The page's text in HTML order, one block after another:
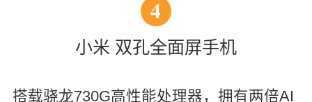
4
小米 双孔全面屏手机
搭载骁龙730G高性能处理器，拥有两倍AI